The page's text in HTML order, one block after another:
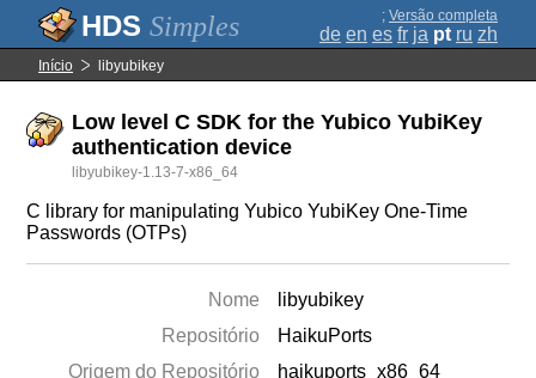
Simples ; Versão completa
de en es fr ja pt ru zh
Início libyubikey
Low level C SDK for the Yubico YubiKey
authentication device
libyubikey-1.13-7-x86_64
C library for manipulating Yubico YubiKey One-Time
Passwords (OTPs)
Nome
libyubikey
Repositório
HaikuPorts
Origem do Repositório
haikuports_x86_64